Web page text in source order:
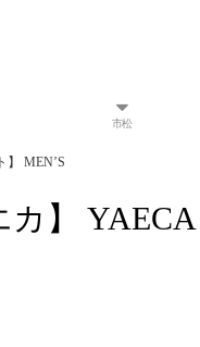
市松
】 MEN’S
】